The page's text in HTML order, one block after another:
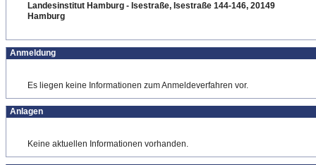
Landesinstitut Hamburg - Isestraße, Isestraße 144-146, 20149
Hamburg
Anmeldung
Es liegen keine Informationen zum Anmeldeverfahren vor.
Anlagen
Keine aktuellen Informationen vorhanden.